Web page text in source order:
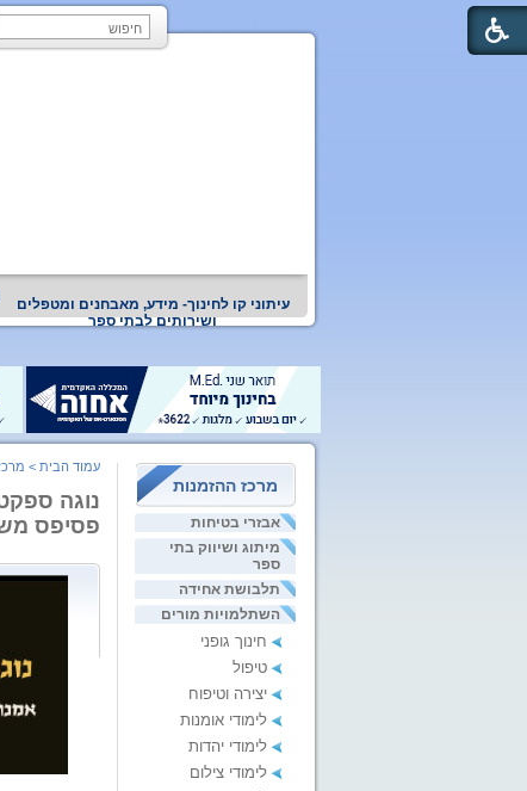
עיתוני קו לחינוך- מידע, מאבחנים ומטפלים
ושירותים לבתי ספר
מרכז ההזמנות
אבזרי בטיחות
מיתוג ושיווק בתי
ספר
תלבושת אחידה
השתלמויות מורים
חינוך גופני
טיפול
יצירה וטיפוח
לימודי אומנות
לימודי יהדות
לימודי צילום
עמוד הבית >
נוגה
פסיפס